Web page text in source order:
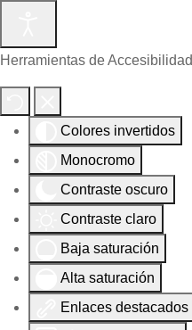
Herramientas de Accesibilidad
Colores invertidos
Monocromo
Contraste oscuro
Contraste claro
Baja saturación
Alta saturación
Enlaces destacados